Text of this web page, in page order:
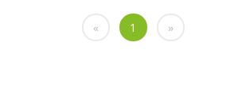
« 1 »